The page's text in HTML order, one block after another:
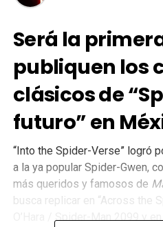
Será la
publiquen los
clásicos de
futuro” en
“Into the Spider-Verse” logró
a la ya popular Spider-Gwen,
más queridos y famosos de
busca replicar en “Across the